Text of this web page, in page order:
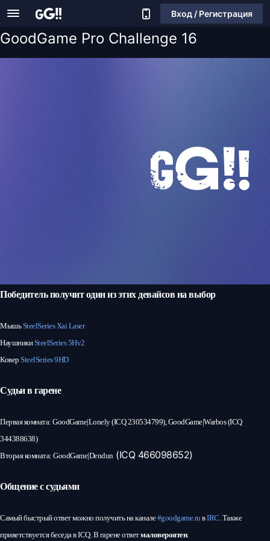
Вход / Регистрация
GoodGame Pro Challenge 16
Победитель получит один из этих девайсов на выбор
МышьSteelSeries Xai Laser
НаушникиSteelSeries 5Hv2
Ковер SteelSeries 9HD
Судьи в гарене
Первая комната: GoodGame|Lonely (ICQ 230534799), GoodGame|Warbos(ICQ
344388638)
Вторая комната: GoodGame|Dendun(ICQ 466098652)
Общение с судьями
Самый быстрый ответ можно получить на канале#goodgame.ru вIRC. Также
приветствуется беседа в ICQ. В гарене ответмаловероятен.